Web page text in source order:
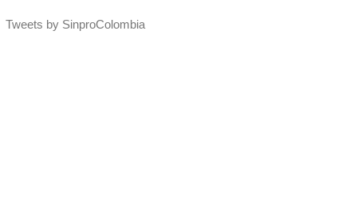
Tweets by SinproColombia